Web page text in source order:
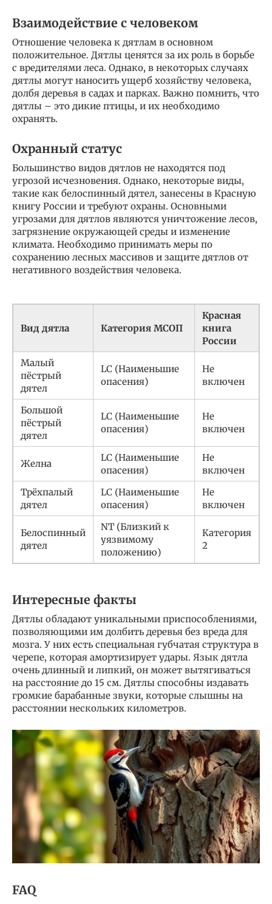
Взаимодействие с человеком
Отношение человека к дятлам в основном
положительное. Дятлы ценятся за их роль в борьбе
с вредителями леса. Однако, в некоторых случаях
дятлы могут наносить ущерб хозяйству человека,
долбя деревья в садах и парках. Важно помнить, что
дятлы – это дикие птицы, и их необходимо
охранять.
Охранный статус
Большинство видов дятлов не находятся под
угрозой исчезновения. Однако, некоторые виды,
такие как белоспинный дятел, занесены в Красную
книгу России и требуют охраны. Основными
угрозами для дятлов являются уничтожение лесов,
загрязнение окружающей среды и изменение
климата. Необходимо принимать меры по
сохранению лесных массивов и защите дятлов от
негативного воздействия человека.
Вид дятла Категория МСОП
Красная
книга
России
Малый
пёстрый
дятел
LC (Наименьшие
опасения)
Не
включен
Большой
пёстрый
дятел
LC (Наименьшие
опасения)
Не
включен
Желна
LC (Наименьшие
опасения)
Не
включен
Трёхпалый
дятел
LC (Наименьшие
опасения)
Не
включен
Белоспинный
дятел
NT (Близкий к
уязвимому
положению)
Категория
2
Интересные факты
Дятлы обладают уникальными приспособлениями,
позволяющими им долбить деревья без вреда для
мозга. У них есть специальная губчатая структура в
черепе, которая амортизирует удары. Язык дятла
очень длинный и липкий, он может вытягиваться
на расстояние до 15 см. Дятлы способны издавать
громкие барабанные звуки, которые слышны на
расстоянии нескольких километров.
FAQ